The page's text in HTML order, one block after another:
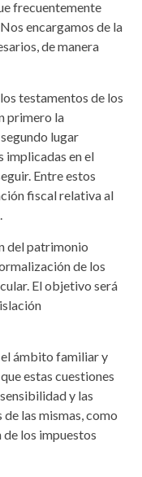
frecuentemente
encargamos de la
de manera
testamentos de los
primero la
lugar
implicadas en el
Entre estos
fiscal relativa al
del patrimonio
de los
El objetivo será
ámbito familiar y
estas cuestiones
y las
las mismas, como
de los impuestos